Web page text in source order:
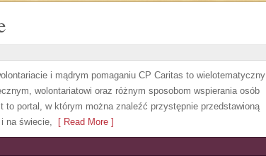
i mądrym pomaganiu CP Caritas to wielotematyczny
wolontariatowi oraz różnym sposobom wspierania osób
portal, w którym można znaleźć przystępnie przedstawioną
na świecie, [ Read More ]